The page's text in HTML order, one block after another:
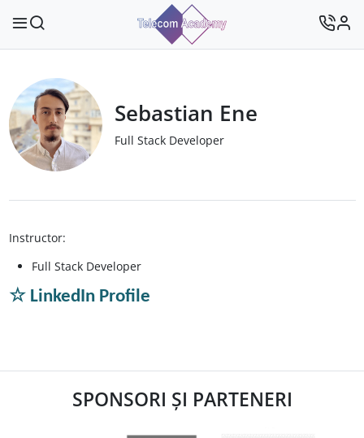
Sebastian Ene
Full Stack Developer
Instructor:
Full Stack Developer
☆ LinkedIn Profile
SPONSORI ȘI PARTENERI